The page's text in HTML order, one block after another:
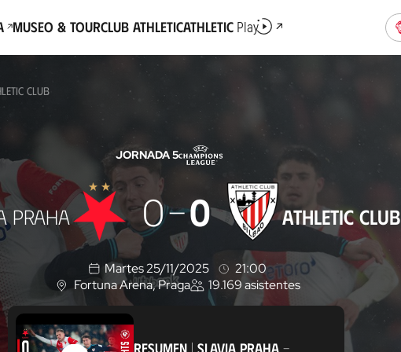
Museo & TourClub AthleticAthletic Play
CLUB
JORNADA 5
PRAHA 0 0 ATHLETIC CLUB
Martes 25/11/2025
21:00
U
b
i
c
Fortuna Arena, Praga 19.169asistentes
RESUMEN | SLAVIA PRAHA -